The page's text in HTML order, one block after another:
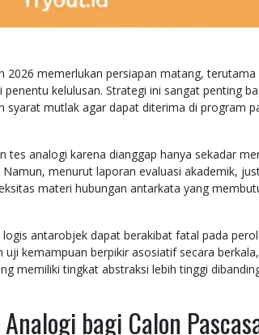
2026 memerlukan persiapan matang, terutama
kelulusan. Strategi ini sangat penting
syarat mutlak agar dapat diterima di program
tes analogi karena dianggap hanya sekadar
menurut laporan evaluasi akademik,
materi hubungan antarkata yang
antarobjek dapat berakibat fatal pada
kemampuan berpikir asosiatif secara
memiliki tingkat abstraksi lebih tinggi
bagi Calon